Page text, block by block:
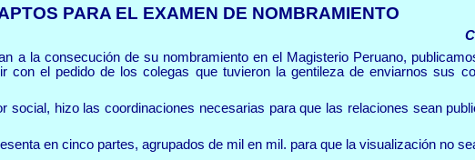
PARA EL EXAMEN DE NOMBRAMIENTO
a la consecución de su nombramiento en el Magisterio Peruano,
el pedido de los colegas que tuvieron la gentileza de enviarnos sus
social, hizo las coordinaciones necesarias para que las relaciones sean
en cinco partes, agrupados de mil en mil. para que la visualización no